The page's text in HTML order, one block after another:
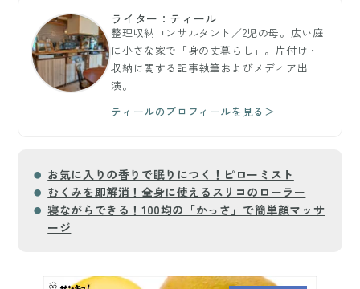
ライター：ティール
整理収納コンサルタント／2児の母。広い庭
に小さな家で「身の丈暮らし」。片付け・
収納に関する記事執筆およびメディア出
演。
ティールのプロフィールを見る＞
お気に入りの香りで眠りにつく！ピローミスト
むくみを即解消！全身に使えるスリコのローラー
寝ながらできる！100均の「かっさ」で簡単顔マッサ
ージ